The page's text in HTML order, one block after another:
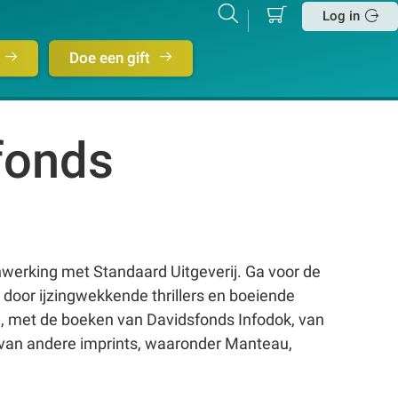
Zoeken
Mijn
winkelmand
BetalenLog in
Doe een gift
met Standaard Uitgeverij. Ga voor de
ijzingwekkende thrillers en boeiende
de boeken van Davidsfonds Infodok, van
andere imprints, waaronder Manteau,